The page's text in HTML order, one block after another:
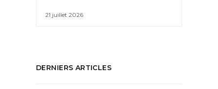
21 juillet 2026
DERNIERS ARTICLES